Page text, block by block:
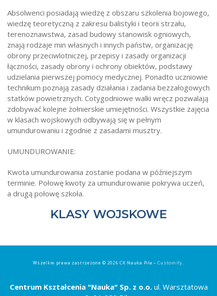
Absolwenci posiadają wiedzę z obszaru szkolenia bojowego,
wiedzę teoretyczną z zakresu balistyki i teorii strzału,
terenoznawstwa, zasad budowy stanowisk ogniowych,
znają rodzaje min własnych i innych państw, organizację
obrony przeciwlotniczej, przepisy i zasady organizacji
łączności, zasady obrony i ochrony obiektów, podstawy
udzielania pierwszej pomocy medycznej. Ponadto uczniowie
technikum poznają zasady działania i zadania bezzałogowych
statków powietrznych. Cotygodniowe walki wręcz pozwalają
zdobywać kolejne żołnierskie umiejętności. Wszystkie zajęcia
w klasach wojskowych odbywają się w pełnym
umundurowaniu i zgodnie z zasadami musztry.
UMUNDUROWANIE:
Kwota umundurowania zostanie podana w późniejszym
terminie. Połowę kwoty za umundurowanie pokrywa uczeń,
a drugą połowę szkoła.
KLASY WOJSKOWE
Wszelkie prawa zastrzeżone © 2026 CK Nauka Piła –Customify.
Centrum Kształcenia "Nauka" Sp. z o.o.ul. Warsztatowa